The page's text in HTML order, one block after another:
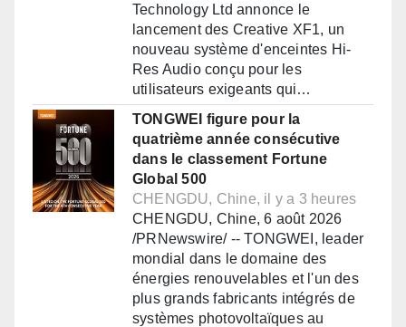
Technology Ltd annonce le
lancement des Creative XF1, un
nouveau système d'enceintes Hi-
Res Audio conçu pour les
utilisateurs exigeants qui…
TONGWEI figure pour la
quatrième année consécutive
dans le classement Fortune
Global 500
CHENGDU, Chine, il y a 3 heures
CHENGDU, Chine, 6 août 2026
/PRNewswire/ -- TONGWEI, leader
mondial dans le domaine des
énergies renouvelables et l'un des
plus grands fabricants intégrés de
systèmes photovoltaïques au